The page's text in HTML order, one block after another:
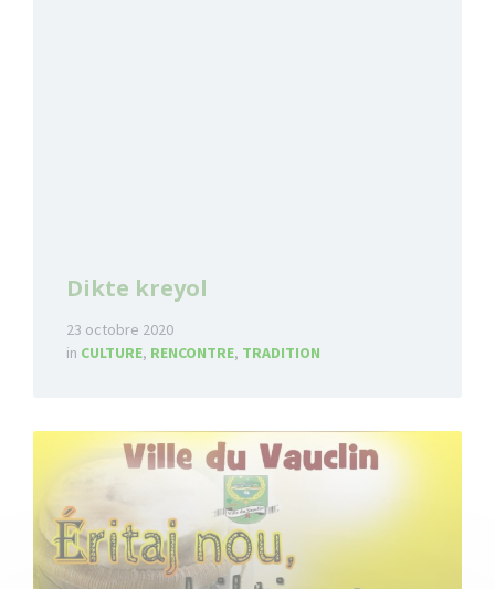
Dikte kreyol
23 octobre 2020
in CULTURE, RENCONTRE, TRADITION
Read